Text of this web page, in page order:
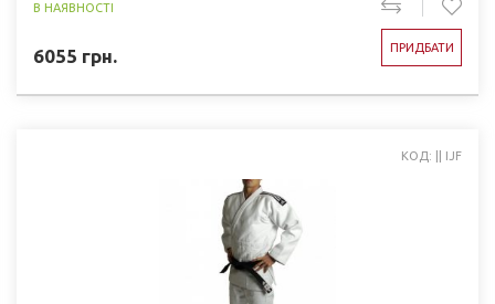
В НАЯВНОСТІ
6055 грн. ПРИДБАТИ
КОД: || IJF